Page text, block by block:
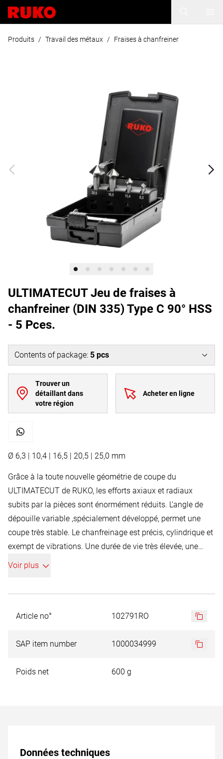
Produits / Travail des métaux / Fraises à chanfreiner
ULTIMATECUT Jeu de fraises à
chanfreiner (DIN 335) Type C 90° HSS
- 5 Pces.
Contents of package: 5 pcs
Trouver un
détaillant dans
votre région
Acheter en ligne
Ø 6,3 | 10,4 | 16,5 | 20,5 | 25,0 mm
Grâce à la toute nouvelle géométrie de coupe du
ULTIMATECUT de RUKO, les efforts axiaux et radiaux
subits par la pièces sont énormément réduits. L‘angle de
dépouille variable ,spécialement développé, permet une
coupe très stable. Le chanfreinage est précis, cylindrique et
exempt de vibrations. Une durée de vie très élevée, une
excellente résistance aux températures élevées, sont permit
matériaux réduit énormément l‘effort de coupe. Pendant la
matériaux peuvent être usinés avec des vitesses de coupe
atteint ses meilleures performances dans quasiment tous
Voir plus
Article no° 102791RO
SAP item number 1000034999
Poids net 600 g
Données techniques